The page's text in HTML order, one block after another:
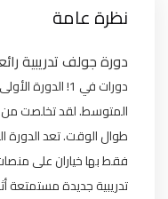
نظرة عامة
دورة جولف تدريبية
دورات في 1!
المتوسط.لقد تخلصت
طوال الوقت.
فقط بها خياران على
تدريبية جديدة مستمتعة